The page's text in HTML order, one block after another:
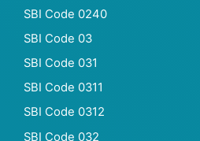
SBI Code 0240
SBI Code 03
SBI Code 031
SBI Code 0311
SBI Code 0312
SBI Code 032